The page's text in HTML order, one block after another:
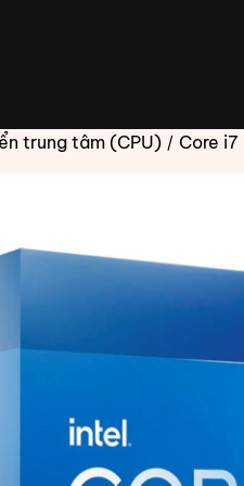
trung tâm (CPU) / Core i7